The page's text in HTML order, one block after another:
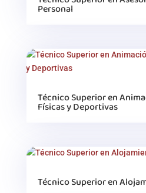
Personal
Técnico Superior en
Físicas y Deportivas
Técnico Superior en